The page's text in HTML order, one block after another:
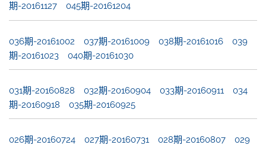
期-20161127
045期-20161204
036期-20161002 037期-20161009 038期-20161016
039
期-20161023
040期-20161030
031期-20160828 032期-20160904 033期-20160911
034
期-20160918
035期-20160925
026期-20160724 027期-20160731 028期-20160807
029